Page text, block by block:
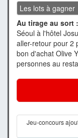
Les lots à gagner
Au tirage au sort :
Séoul à l'hôtel
aller-retour pour 2
bon d'achat Olive
personnes au
Jeu-concours